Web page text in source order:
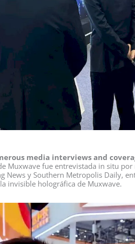
media interviews and
Muxwave fue entrevistada in situ
News y Southern Metropolis Daily,
invisible holográfica de Muxwave.